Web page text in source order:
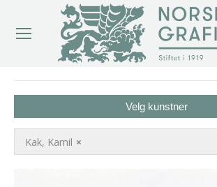
Velg kunstner
×
Kak, Kamil